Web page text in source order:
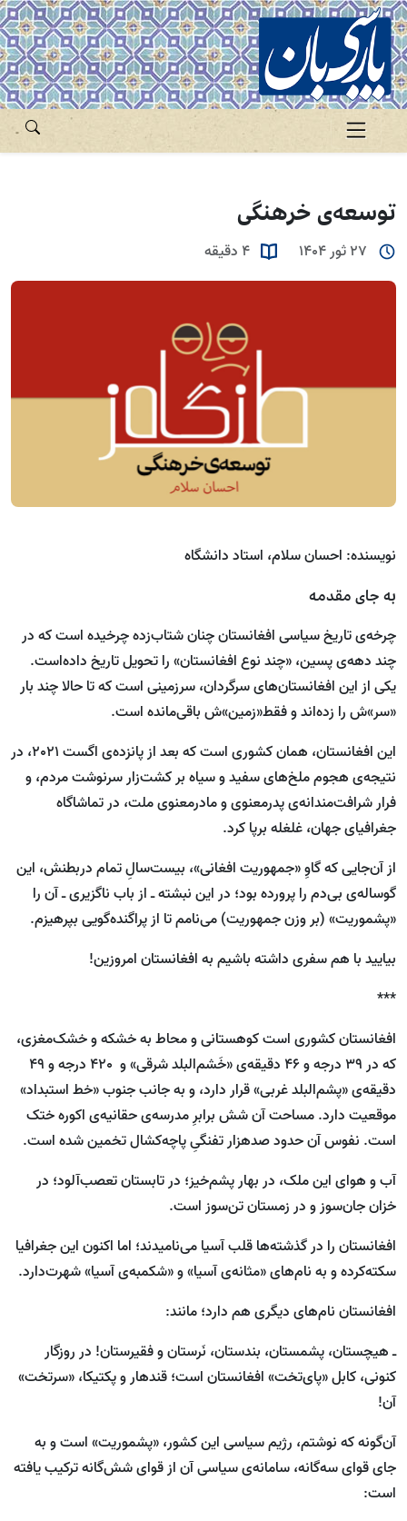
توسعه‌ی خرهنگی
27 ثور 1404 4 دقیقه
نویسنده: احسان سلام، استاد دانشگاه
به جای مقدمه
چرخه‌ی تاریخ سیاسی افغانستان چنان شتاب‌زده چرخیده ‌است که در
چند دهه‌ی پسین، «چند نوع افغانستان» را تحویل تاریخ داده‌است.
یکی از این افغانستان‌های سرگردان، سرزمینی ا‌ست که تا حالا چند بار
«سر»ش را زده‌اند و فقط«زمین»ش باقی‌مانده ‌است.
این افغانستان، همان کشوری ا‌ست که بعد از پانزده‌ی اگست 2021، در
نتیجه‌ی هجوم ملخ‌های سفید و سیاه بر کشت‌زار سرنوشت مردم، و
فرار شرافت‌مندانه‌ی پدرمعنوی و مادرمعنوی ملت، در تماشاگاه
جغرافیای جهان، غلغله برپا کرد.
از آن‌جایی که گاوِ «جمهوریت افغانی»، بیست‌سالِ تمام دربطنش، این
گوساله‌ی بی‌دم را پرورده‌ بود؛ در این نبشته ـ‌ از باب ناگزیری ‌ـ آن را
«پشموریت» (بر وزن جمهوریت) می‌نامم تا از پراگنده‌گویی بپرهیزم.
بیایید با هم سفری داشته باشیم به افغانستان امروزین!
***
افغانستان کشوری‌ است کوهستانی و محاط به خشکه و خشک‌مغزی،
که در 39 درجه و 46 دقیقه‌ی «خَشم‌البلد شرقی» و 420 درجه و 49
دقیقه‌ی «پشم‌البلد غربی» قرار دارد، و به جانب جنوب «خط استبداد»
موقعیت دارد. مساحت آن شش برابرِ مدرسه‌ی حقانیه‌ی اکوره ختک
است. نفوس آن حدود صدهزار تفنگیِ پاچه‌کشال تخمین شده‌ است.
آب و هوای این ملک، در بهار پشم‌خیز؛ در تابستان تعصب‌آلود؛ در
خزان جان‌سوز و در زمستان تن‌سوز است.
افغانستان را در گذشته‌ها قلب آسیا می‌نامیدند؛ اما اکنون این جغرافیا
سکته‌کرده و به نام‌های «مثانه‌ی آسیا» و «شکمبه‌ی آسیا» شهرت‌دارد.
افغانستان نام‌های دیگری هم دارد؛ مانند:
ـ هیچستان، پشمستان، بندستان، نَرستان و فقیرستان! در روزگار
کنونی، کابل «پا‌ی‌تخت» افغانستان است؛ قندهار و پکتیکا، «سرتخت»
آن!
آن‌گونه که نوشتم، رژیم سیاسی این کشور، «پشموریت» است و به
جای قوای سه‌گانه، سامانه‌ی سیاسی آن از قوای شش‌گانه ترکیب یافته
‌است: